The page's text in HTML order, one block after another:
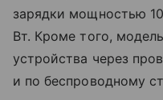
зарядки мощностью
Вт. Кроме того,
устройства через
и по беспроводному